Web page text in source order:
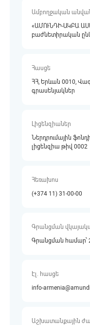
Ամբողջական
«ԱՄՈՒՆԴԻ-ԱԿԲԱ
բաժնետիրական
Հասցե
ՀՀ, Երևան 0010,
գրասենյակներ
Լիցենզիաներ
Ներդրումային
լիցենզիա թիվ 0002
Հեռախոս
(+374 11) 31-00-00
Գրանցման
Գրանցման համար՝
Էլ. հասցե
info-
Աշխատանքային